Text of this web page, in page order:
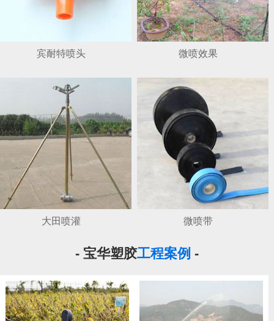
宾耐特喷头 微喷效果
大田喷灌 微喷带
- 宝华塑胶工程案例 -